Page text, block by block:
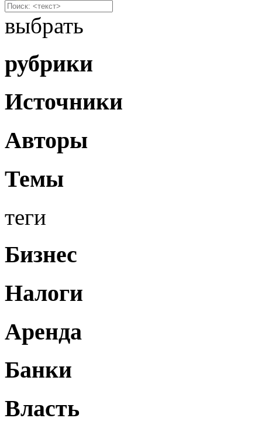
выбрать
рубрики
Источники
Авторы
Темы
теги
Бизнес
Налоги
Аренда
Банки
Власть